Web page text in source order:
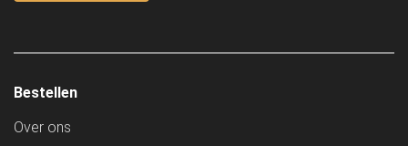
Bestellen
Over ons